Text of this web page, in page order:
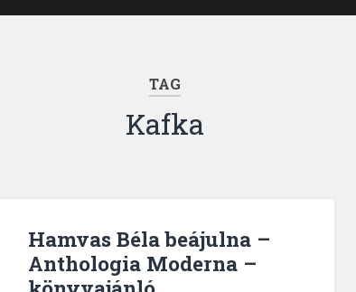
TAG
Kafka
Hamvas Béla beájulna –
Anthologia Moderna –